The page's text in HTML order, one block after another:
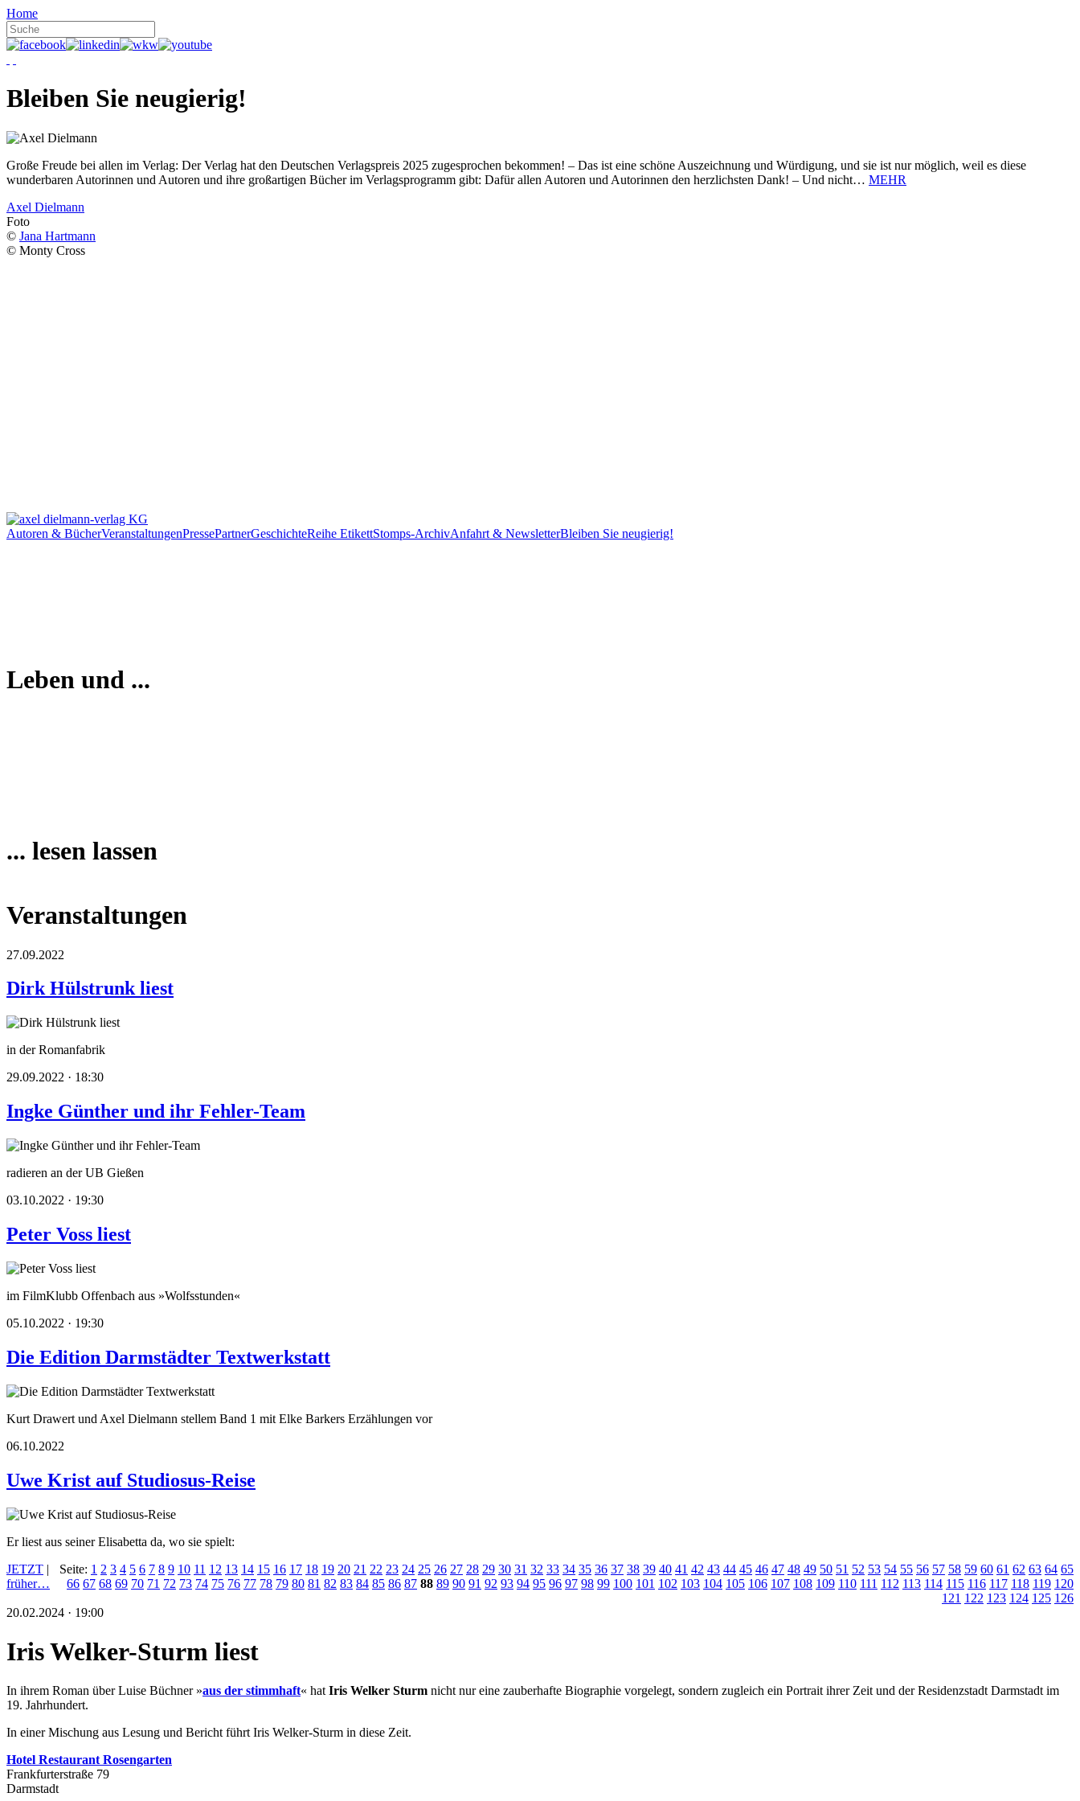
Home
Bleiben Sie neugierig!
Große Freude bei allen im Verlag: Der Verlag hat den Deutschen Verlagspreis 2025 zugesprochen bekommen! – Das ist eine schöne Auszeichnung und Würdigung, und sie ist nur möglich, weil es diese
wunderbaren Autorinnen und Autoren und ihre großartigen Bücher im Verlagsprogramm gibt: Dafür allen Autoren und Autorinnen den herzlichsten Dank! – Und nicht… MEHR
Axel Dielmann
Foto
© Jana Hartmann
© Monty Cross
Autoren & BücherVeranstaltungenPressePartnerGeschichteReihe EtikettStomps-ArchivAnfahrt & NewsletterBleiben Sie neugierig!
Leben und ...
... lesen lassen
Veranstaltungen
27.09.2022
Dirk Hülstrunk liest
in der Romanfabrik
29.09.2022 · 18:30
Ingke Günther und ihr Fehler-Team
radieren an der UB Gießen
03.10.2022 · 19:30
Peter Voss liest
im FilmKlubb Offenbach aus »Wolfsstunden«
05.10.2022 · 19:30
Die Edition Darmstädter Textwerkstatt
Kurt Drawert und Axel Dielmann stellem Band 1 mit Elke Barkers Erzählungen vor
06.10.2022
Uwe Krist auf Studiosus-Reise
Er liest aus seiner Elisabetta da, wo sie spielt:
JETZT |
früher…
Seite: 1 2 3 4 5 6 7 8 9 10 11 12 13 14 15 16 17 18 19 20 21 22 23 24 25 26 27 28 29 30 31 32 33 34 35 36 37 38 39 40 41 42 43 44 45 46 47 48 49 50 51 52 53 54 55 56 57 58 59 60 61 62 63 64 65
66 67 68 69 70 71 72 73 74 75 76 77 78 79 80 81 82 83 84 85 86 87 88 89 90 91 92 93 94 95 96 97 98 99 100 101 102 103 104 105 106 107 108 109 110 111 112 113 114 115 116 117 118 119 120
121 122 123 124 125 126
20.02.2024 · 19:00
Iris Welker-Sturm liest
In ihrem Roman über Luise Büchner »aus der stimmhaft« hatIris Welker Sturm nicht nur eine zauberhafte Biographie vorgelegt, sondern zugleich ein Portrait ihrer Zeit und der Residenzstadt Darmstadt im
19. Jahrhundert.
In einer Mischung aus Lesung und Bericht führt Iris Welker-Sturm in diese Zeit.
Hotel Restaurant Rosengarten
Frankfurterstraße 79
Darmstadt